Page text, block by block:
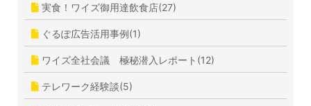
実食！ワイズ御用達飲食店(27)
ぐるぽ広告活用事例(1)
ワイズ全社会議 極秘潜入レポート(12)
テレワーク経験談(5)